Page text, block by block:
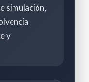
simulación,
y